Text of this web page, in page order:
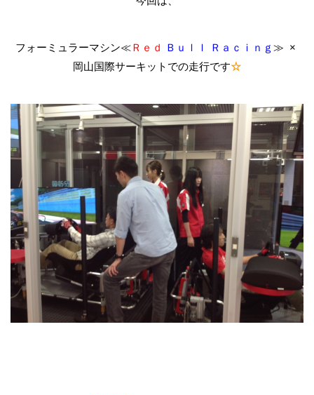
フォーミュラーマシン≪Ｒｅｄ Ｂｕｌｌ Ｒａｃｉｎｇ ≫ ×
岡山国際サーキットでの走行です☆